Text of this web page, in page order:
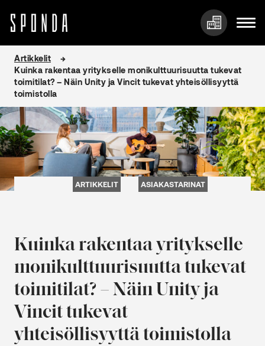
sisältöön
Artikkelit
Kuinka rakentaa yritykselle monikulttuurisuutta tukevat
toimitilat? – Näin Unity ja Vincit tukevat yhteisöllisyyttä
toimistolla
ARTIKKELIT ASIAKASTARINAT
Kuinka rakentaa yritykselle
monikulttuurisuutta tukevat
toimitilat? – Näin Unity ja
Vincit tukevat
yhteisöllisyyttä toimistolla